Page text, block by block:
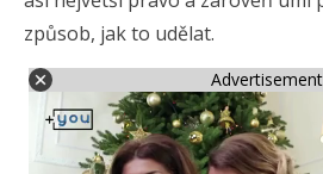
způsob, jak to udělat.
Advertisement